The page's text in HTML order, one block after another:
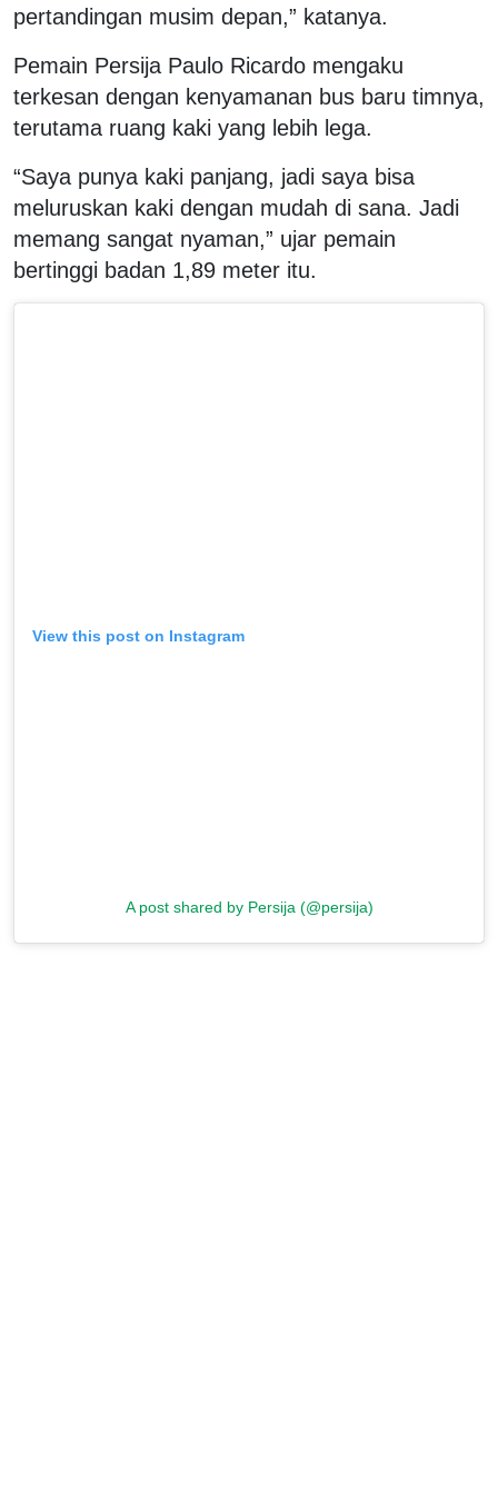
pertandingan musim depan,” katanya.
Pemain Persija Paulo Ricardo mengaku
terkesan dengan kenyamanan bus baru timnya,
terutama ruang kaki yang lebih lega.
“Saya punya kaki panjang, jadi saya bisa
meluruskan kaki dengan mudah di sana. Jadi
memang sangat nyaman,” ujar pemain
bertinggi badan 1,89 meter itu.
View this post on Instagram
A post shared by Persija (@persija)